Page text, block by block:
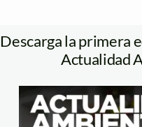
Descarga la primera
Actualidad